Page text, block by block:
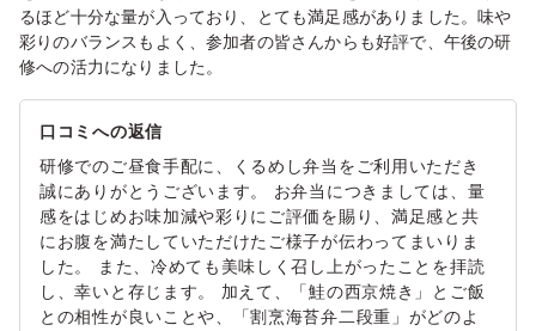
るほど十分な量が入っており、とても満足感がありました。味や
彩りのバランスもよく、参加者の皆さんからも好評で、午後の研
修への活力になりました。
口コミへの返信
研修でのご昼食手配に、くるめし弁当をご利用いただき
誠にありがとうございます。 お弁当につきましては、量
感をはじめお味加減や彩りにご評価を賜り、満足感と共
にお腹を満たしていただけたご様子が伝わってまいりま
した。 また、冷めても美味しく召し上がったことを拝読
し、幸いと存じます。 加えて、「鮭の西京焼き」とご飯
との相性が良いことや、「割烹海苔弁二段重」がどのよ